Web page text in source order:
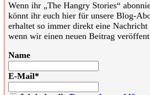
Wenn ihr „The Hangry Stories“
könnt ihr euch hier für unsere Blog-
erhaltet so immer direkt eine
wenn wir einen neuen Beitrag
Name
E-Mail*